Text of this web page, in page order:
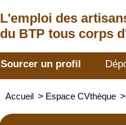
L'emploi des
du BTP tous corps
Sourcer un profil
Accueil > Espace CVthèque >